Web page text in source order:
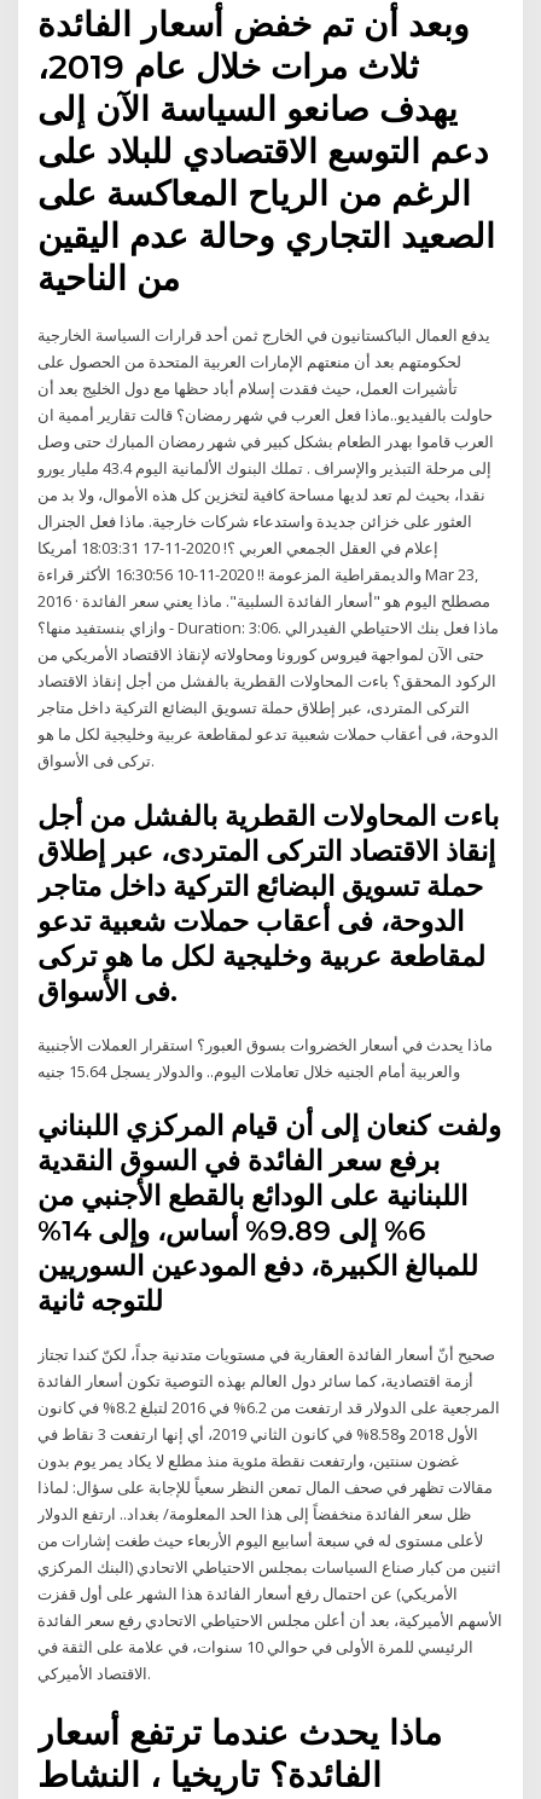
وبعد أن تم خفض أسعار الفائدة
ثلاث مرات خلال عام 2019،
يهدف صانعو السياسة الآن إلى
دعم التوسع الاقتصادي للبلاد على
الرغم من الرياح المعاكسة على
الصعيد التجاري وحالة عدم اليقين
من الناحية
يدفع العمال الباكستانيون في الخارج ثمن أحد قرارات السياسة الخارجية
لحكومتهم بعد أن منعتهم الإمارات العربية المتحدة من الحصول على
تأشيرات العمل، حيث فقدت إسلام أباد حظها مع دول الخليج بعد أن
حاولت بالفيديو..ماذا فعل العرب في شهر رمضان؟ قالت تقارير أممية ان
العرب قاموا بهدر الطعام بشكل كبير في شهر رمضان المبارك حتى وصل
إلى مرحلة التبذير والإسراف . تملك البنوك الألمانية اليوم 43.4 مليار يورو
نقدا، بحيث لم تعد لديها مساحة كافية لتخزين كل هذه الأموال، ولا بد من
العثور على خزائن جديدة واستدعاء شركات خارجية. ماذا فعل الجنرال
إعلام في العقل الجمعي العربي ؟! 2020-11-17 18:03:31 أمريكا
والديمقراطية المزعومة !! 2020-11-10 16:30:56 الأكثر قراءة Mar 23,
2016 · مصطلح اليوم هو "أسعار الفائدة السلبية". ماذا يعني سعر الفائدة
وازاي بنستفيد منها؟ - Duration: 3:06. ماذا فعل بنك الاحتياطي الفيدرالي
حتى الآن لمواجهة فيروس كورونا ومحاولاته لإنقاذ الاقتصاد الأمريكي من
الركود المحقق؟ باءت المحاولات القطرية بالفشل من أجل إنقاذ الاقتصاد
التركى المتردى، عبر إطلاق حملة تسويق البضائع التركية داخل متاجر
الدوحة، فى أعقاب حملات شعبية تدعو لمقاطعة عربية وخليجية لكل ما هو
تركى فى الأسواق.
باءت المحاولات القطرية بالفشل من أجل
إنقاذ الاقتصاد التركى المتردى، عبر إطلاق
حملة تسويق البضائع التركية داخل متاجر
الدوحة، فى أعقاب حملات شعبية تدعو
لمقاطعة عربية وخليجية لكل ما هو تركى
فى الأسواق.
ماذا يحدث في أسعار الخضروات بسوق العبور؟ استقرار العملات الأجنبية
والعربية أمام الجنيه خلال تعاملات اليوم.. والدولار يسجل 15.64 جنيه
ولفت كنعان إلى أن قيام المركزي اللبناني
برفع سعر الفائدة في السوق النقدية
اللبنانية على الودائع بالقطع الأجنبي من
6% إلى 9.89% أساس، وإلى 14%
للمبالغ الكبيرة، دفع المودعين السوريين
للتوجه ثانية
صحيح أنّ أسعار الفائدة العقارية في مستويات متدنية جداً، لكنّ كندا تجتاز
أزمة اقتصادية، كما سائر دول العالم بهذه التوصية تكون أسعار الفائدة
المرجعية على الدولار قد ارتفعت من 6.2% في 2016 لتبلغ 8.2% في كانون
الأول 2018 و8.58% في كانون الثاني 2019، أي إنها ارتفعت 3 نقاط في
غضون سنتين، وارتفعت نقطة مئوية منذ مطلع لا يكاد يمر يوم بدون
مقالات تظهر في صحف المال تمعن النظر سعياً للإجابة على سؤال: لماذا
ظل سعر الفائدة منخفضاً إلى هذا الحد المعلومة/ بغداد.. ارتفع الدولار
لأعلى مستوى له في سبعة أسابيع اليوم الأربعاء حيث طغت إشارات من
اثنين من كبار صناع السياسات بمجلس الاحتياطي الاتحادي (البنك المركزي
الأمريكي) عن احتمال رفع أسعار الفائدة هذا الشهر على أول قفزت
الأسهم الأميركية، بعد أن أعلن مجلس الاحتياطي الاتحادي رفع سعر الفائدة
الرئيسي للمرة الأولى في حوالي 10 سنوات، في علامة على الثقة في
الاقتصاد الأميركي.
ماذا يحدث عندما ترتفع أسعار
الفائدة؟ تاريخيا ، النشاط